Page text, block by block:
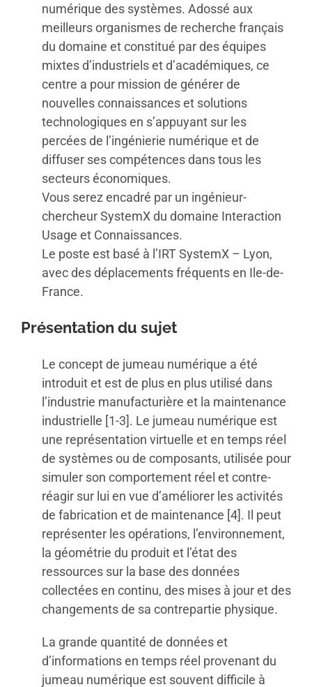
numérique des systèmes. Adossé aux
meilleurs organismes de recherche français
du domaine et constitué par des équipes
mixtes d’industriels et d’académiques, ce
centre a pour mission de générer de
nouvelles connaissances et solutions
technologiques en s’appuyant sur les
percées de l’ingénierie numérique et de
diffuser ses compétences dans tous les
secteurs économiques.
Vous serez encadré par un ingénieur-
chercheur SystemX du domaine Interaction
Usage et Connaissances.
Le poste est basé à l’IRT SystemX – Lyon,
avec des déplacementsfréquentsen Ile-de-
France.
Présentation du sujet
Le concept de jumeau numérique a été
introduit et est de plus en plus utilisé dans
l’industrie manufacturière et la maintenance
industrielle [1-3]. Le jumeau numérique est
une représentation virtuelle et en temps réel
de systèmes ou de composants, utilisée pour
simuler son comportement réel et contre-
réagir sur lui en vue d’améliorer les activités
de fabrication et de maintenance [4]. Il peut
représenter les opérations, l’environnement,
la géométrie du produit et l’état des
ressources sur la base des données
collectées en continu, des mises à jour et des
changements de sa contrepartie physique.
La grande quantité de données et
d’informations en temps réel provenant du
jumeau numérique est souvent difficile à